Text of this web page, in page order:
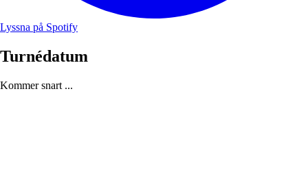
Lyssna på Spotify
Turnédatum
Kommer snart ...